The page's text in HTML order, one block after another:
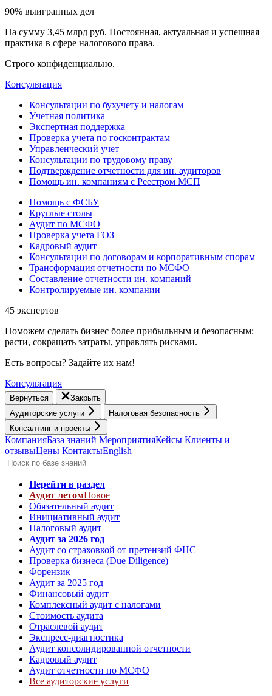
90% выигранных дел
На сумму 3,45 млрд руб. Постоянная, актуальная и успешная
практика в сфере налогового права.
Строго конфиденциально.
Консультация
Консультации по бухучету и налогам
Учетная политика
Экспертная поддержка
Проверка учета по госконтрактам
Управленческий учет
Консультации по трудовому праву
Подтверждение отчетности для ин. аудиторов
Помощь ин. компаниям с Реестром МСП
Помощь с ФСБУ
Круглые столы
Аудит по МСФО
Проверка учета ГОЗ
Кадровый аудит
Консультации по договорам и корпоративным спорам
Трансформация отчетности по МСФО
Составление отчетности ин. компаний
Контролируемые ин. компании
45 экспертов
Поможем сделать бизнес более прибыльным и безопасным:
расти, cокращать затраты, управлять рисками.
Есть вопросы? Задайте их нам!
Консультация
Вернуться
Закрыть
Аудиторские услуги
Налоговая безопасность
Консалтинг и проекты
КомпанияБаза знаний МероприятияКейсы Клиенты и
отзывыЦены КонтактыEnglish
Перейти в раздел
Аудит летомНовое
Обязательный аудит
Инициативный аудит
Налоговый аудит
Аудит за 2026 год
Аудит со страховкой от претензий ФНС
Проверка бизнеса (Due Diligence)
Форензик
Аудит за 2025 год
Финансовый аудит
Комплексный аудит с налогами
Стоимость аудита
Отраслевой аудит
Экспресс-диагностика
Аудит консолидированной отчетности
Кадровый аудит
Аудит отчетности по МСФО
Все аудиторские услуги